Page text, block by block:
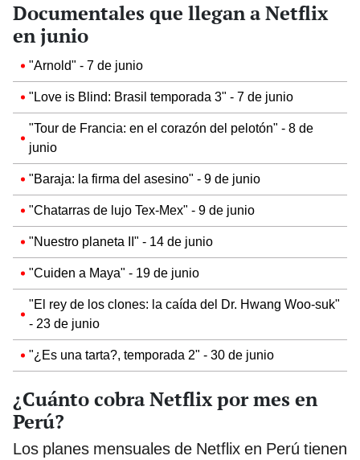
Documentales que llegan a Netflix
en junio
"Arnold" - 7 de junio
"Love is Blind: Brasil temporada 3" - 7 de junio
"Tour de Francia: en el corazón del pelotón" - 8 de
junio
"Baraja: la firma del asesino" - 9 de junio
"Chatarras de lujo Tex-Mex" - 9 de junio
"Nuestro planeta II" - 14 de junio
"Cuiden a Maya" - 19 de junio
"El rey de los clones: la caída del Dr. Hwang Woo-suk"
- 23 de junio
"¿Es una tarta?, temporada 2" - 30 de junio
¿Cuánto cobra Netflix por mes en
Perú?
Los planes mensuales de Netflix en Perú tienen